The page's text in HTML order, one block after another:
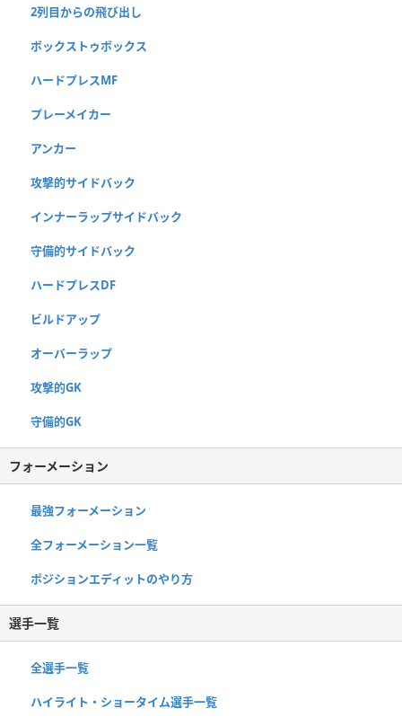
2列目からの飛び出し
ボックストゥボックス
ハードプレスMF
プレーメイカー
アンカー
攻撃的サイドバック
インナーラップサイドバック
守備的サイドバック
ハードプレスDF
ビルドアップ
オーバーラップ
攻撃的GK
守備的GK
フォーメーション
最強フォーメーション
全フォーメーション一覧
ポジションエディットのやり方
選手一覧
全選手一覧
ハイライト・ショータイム選手一覧